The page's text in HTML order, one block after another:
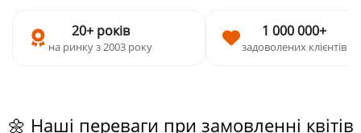
20+ років
на ринку з 2003 року
1 000 000+
задоволених клієнтів
🌼 Наші переваги при замовленні квітів